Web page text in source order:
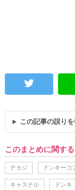
この記事の誤り
このまとめに関す
ナカジ ドンキーコ
キャステル ドンキ